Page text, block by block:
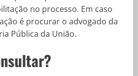
no processo. Em caso
é procurar o advogado da
Pública da União.